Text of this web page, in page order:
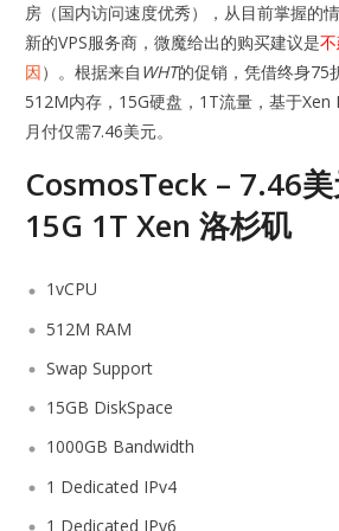
房（国内访问速度优秀），从目前掌握的
新的VPS服务商，微魔给出的购买建议是
因）。根据来自 WHT的促销，凭借终身75
512M内存，15G硬盘，1T流量，基于Xen
月付仅需7.46美元。
CosmosTeck – 7.46
15G 1T Xen 洛杉矶
1vCPU
512M RAM
Swap Support
15GB DiskSpace
1000GB Bandwidth
1 Dedicated IPv4
1 Dedicated IPv6